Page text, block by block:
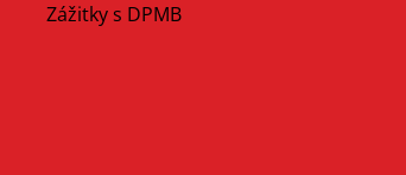
Zážitky s DPMB